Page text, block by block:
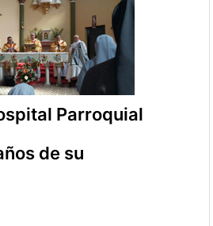
Parroquial
de su